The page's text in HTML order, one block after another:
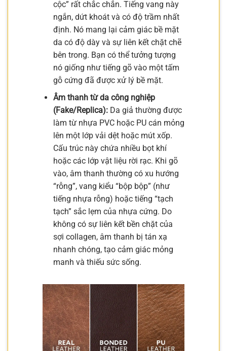
cộc” rất chắc chắn. Tiếng vang này
ngắn, dứt khoát và có độ trầm nhất
định. Nó mang lại cảm giác bề mặt
da có độ dày và sự liên kết chặt chẽ
bên trong. Bạn có thể tưởng tượng
nó giống như tiếng gõ vào một tấm
gỗ cứng đã được xử lý bề mặt.
Âm thanh từ da công nghiệp
(Fake/Replica):Da giả thường được
làm từ nhựa PVC hoặc PU cán mỏng
lên một lớp vải dệt hoặc mút xốp.
Cấu trúc này chứa nhiều bọt khí
hoặc các lớp vật liệu rời rạc. Khi gõ
vào, âm thanh thường có xu hướng
“rỗng”, vang kiểu “bộp bộp” (như
tiếng nhựa rỗng) hoặc tiếng “tạch
tạch” sắc lẹm của nhựa cứng. Do
không có sự liên kết bền chặt của
sợi collagen, âm thanh bị tán xạ
nhanh chóng, tạo cảm giác mỏng
manh và thiếu sức sống.